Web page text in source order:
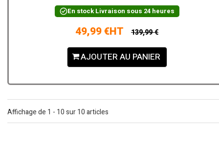
En stockLivraison sous 24 heures
49,99 €HT 139,99 €
AJOUTER AU PANIER
Affichage de 1 - 10 sur 10 articles